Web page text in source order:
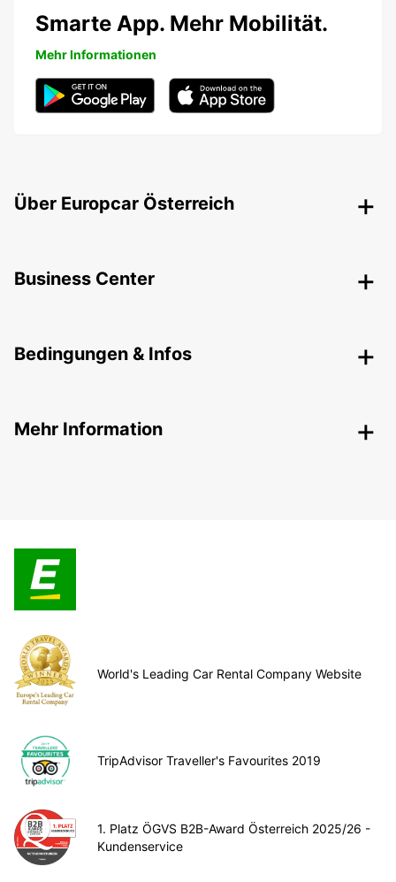
Smarte App. Mehr Mobilität.
Mehr Informationen
Über Europcar Österreich
Business Center
Bedingungen & Infos
Mehr Information
World's Leading Car Rental Company Website
TripAdvisor Traveller's Favourites 2019
1. Platz ÖGVS B2B-Award Österreich 2025/26 -
Kundenservice